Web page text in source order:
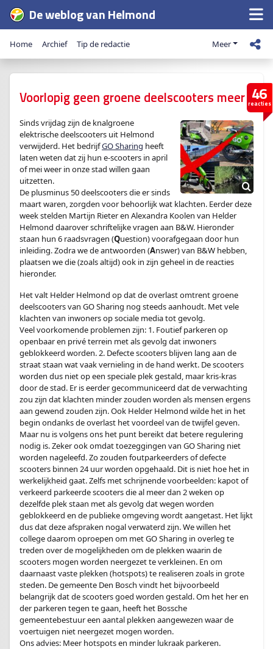
De weblog van Helmond
Home Archief Tip de redactie Meer
46
reacties
Voorlopig geen groene deelscooters meer
Sinds vrijdag zijn de knalgroene
elektrische deelscooters uit Helmond
verwijderd. Het bedrijfGO Sharing heeft
laten weten dat zij hun e-scooters in april
of mei weer in onze stad willen gaan
uitzetten.
De plusminus 50 deelscooters die er sinds
maart waren, zorgden voor behoorlijk wat klachten. Eerder deze
week stelden Martijn Rieter en Alexandra Koolen van Helder
Helmond daarover schriftelijke vragen aan B&W. Hieronder
staan hun 6 raadsvragen (Question) voorafgegaan door hun
inleiding. Zodra we de antwoorden (Answer) van B&W hebben,
plaatsen we die (zoals altijd) ook in zijn geheel in de reacties
hieronder.
Het valt Helder Helmond op dat de overlast omtrent groene
deelscooters van GO Sharing nog steeds aanhoudt. Met vele
klachten van inwoners op sociale media tot gevolg.
Veel voorkomende problemen zijn: 1. Foutief parkeren op
openbaar en privé terrein met als gevolg dat inwoners
geblokkeerd worden. 2. Defecte scooters blijven lang aan de
straat staan wat vaak vernieling in de hand werkt. De scooters
worden dus niet op een speciale plek gestald, maar kris-kras
door de stad. Er is eerder gecommuniceerd dat de verwachting
zou zijn dat klachten minder zouden worden als mensen ergens
aan gewend zouden zijn. Ook Helder Helmond wilde het in het
begin ondanks de overlast het voordeel van de twijfel geven.
Maar nu is volgens ons het punt bereikt dat betere regulering
nodig is. Zeker ook omdat toezeggingen van GO Sharing niet
worden nageleefd. Zo zouden foutparkeerders of defecte
scooters binnen 24 uur worden opgehaald. Dit is niet hoe het in
werkelijkheid gaat. Zelfs met schrijnende voorbeelden: kapot of
verkeerd parkeerde scooters die al meer dan 2 weken op
dezelfde plek staan met als gevolg dat wegen worden
geblokkeerd en de publieke omgeving wordt aangetast. Het lijkt
dus dat deze afspraken nogal verwaterd zijn. We willen het
college daarom oproepen om met GO Sharing in overleg te
treden over de mogelijkheden om de plekken waarin de
scooters mogen worden neergezet te verkleinen. En om
daarnaast vaste plekken (hotspots) te realiseren zoals in grote
steden. De gemeente Den Bosch vindt het bijvoorbeeld
belangrijk dat de scooters goed worden gestald. Om het her en
der parkeren tegen te gaan, heeft het Bossche
gemeentebestuur een aantal plekken aangewezen waar de
voertuigen niet neergezet mogen worden.
Ons advies: Meer hotspots en minder lukraak parkeren.